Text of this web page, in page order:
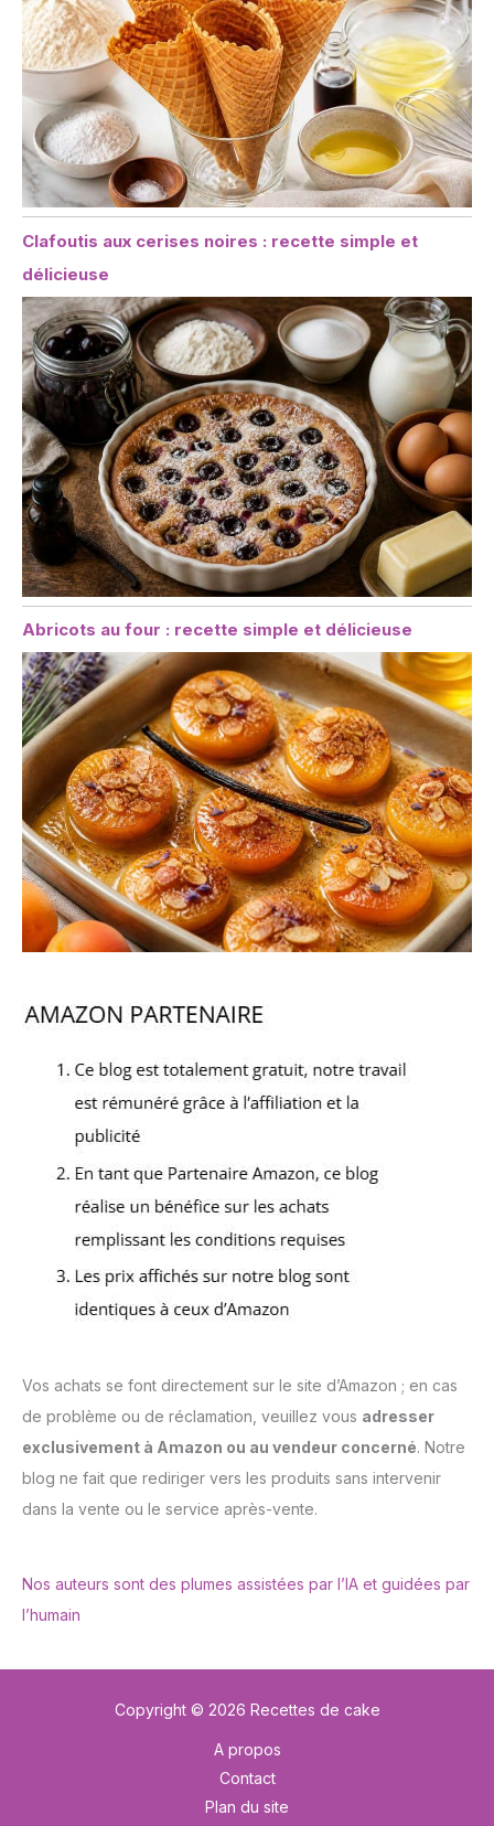
Clafoutis aux cerises noires : recette simple et
délicieuse
Abricots au four : recette simple et délicieuse
Vos achats se font directement sur le site d’Amazon ; en cas
de problème ou de réclamation, veuillez vous adresser
exclusivement à Amazon ou au vendeur concerné. Notre
blog ne fait que rediriger vers les produits sans intervenir
dans la vente ou le service après-vente.
Nos auteurs sont des plumes assistées par l’IA et guidées par
l’humain
Copyright © 2026 Recettes de cake
A propos
Contact
Plan du site